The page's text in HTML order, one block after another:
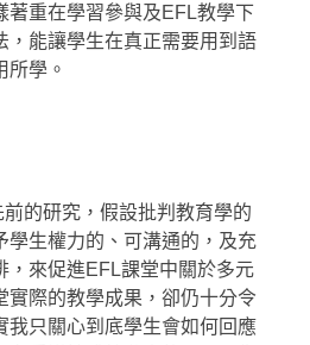
著重在學習參與及EFL教學下
，能讓學生在真正需要用到語
所學。
的研究，假設批判教育學的
學生權力的、可溝通的，及充
，來促進EFL課堂中關於多元
實際的教學成果，卻仍十分令
我只關心到底學生會如何回應